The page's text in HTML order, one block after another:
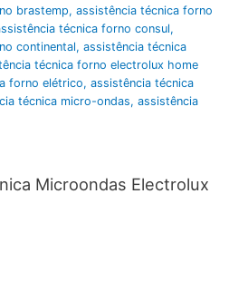
brastemp, assistência técnica forno
técnica forno consul,
continental, assistência técnica
técnica forno electrolux home
forno elétrico, assistência técnica
técnica micro-ondas, assistência
Microondas Electrolux